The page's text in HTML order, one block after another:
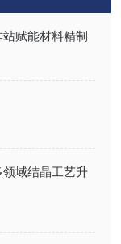
赋能材料精制
域结晶工艺升